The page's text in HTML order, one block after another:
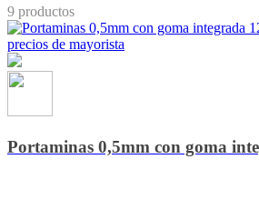
9 productos
Portaminas 0,5mm con goma